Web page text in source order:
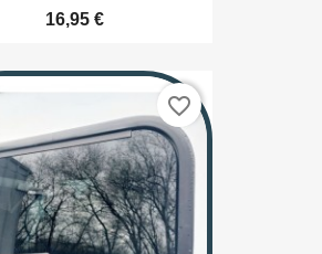
16,95 €
favorite_border